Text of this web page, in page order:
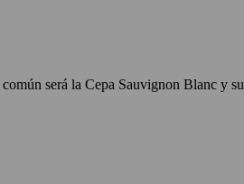
será la Cepa Sauvignon Blanc y